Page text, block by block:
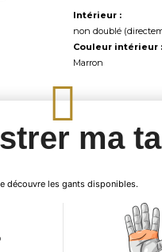
Intérieur :
non doublé
Couleur intérieur :
Marron
qui
ce
ont
ma
découvre les gants disponibles.